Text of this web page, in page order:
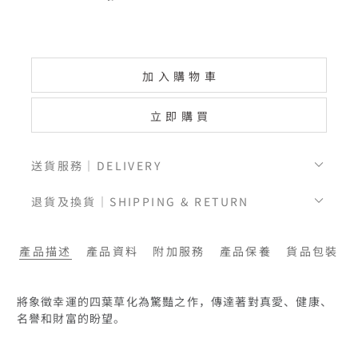
加入購物車
立即購買
送貨服務｜DELIVERY
退貨及換貨｜SHIPPING & RETURN
產品描述 產品資料 附加服務 產品保養 貨品包裝
將象徵幸運的四葉草化為驚豔之作，傳達著對真愛、健康、
名譽和財富的盼望。